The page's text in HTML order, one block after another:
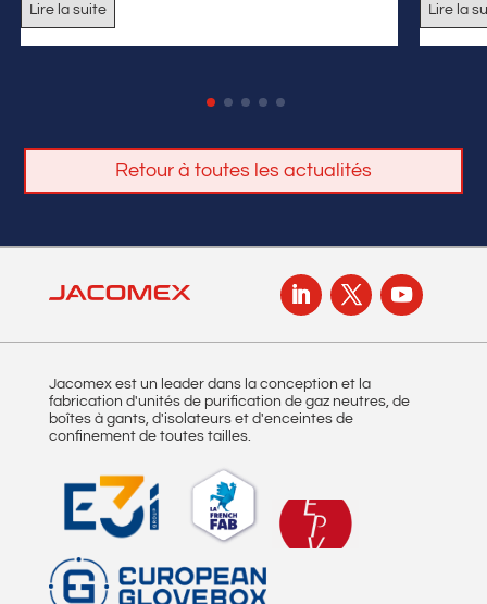
Lire la suite Lire la
Retour à toutes les actualités
Jacomex est un leader dans la conception et la
fabrication d'unités de purification de gaz neutres, de
boîtes à gants, d'isolateurs et d'enceintes de
confinement de toutes tailles.